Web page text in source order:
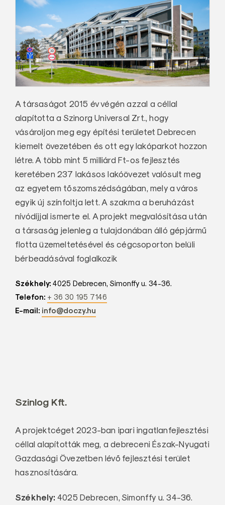
A társaságot 2015 év végén azzal a céllal
alapította a Szinorg Universal Zrt., hogy
vásároljon meg egy építési területet Debrecen
kiemelt övezetében és ott egy lakóparkot hozzon
létre. A több mint 5 milliárd Ft-os fejlesztés
keretében 237 lakásos lakóövezet valósult meg
az egyetem tőszomszédságában, mely a város
egyik új színfoltja lett. A szakma a beruházást
nívódíjjal ismerte el. A projekt megvalósítása után
a társaság jelenleg a tulajdonában álló gépjármű
flotta üzemeltetésével és cégcsoporton belüli
bérbeadásával foglalkozik
Székhely: 4025 Debrecen, Simonffy u. 34-36.
Telefon: + 36 30 195 7146
E-mail: info@doczy.hu
Szinlog Kft.
A projektcéget 2023-ban ipari ingatlanfejlesztési
céllal alapították meg, a debreceni Észak-Nyugati
Gazdasági Övezetben lévő fejlesztési terület
hasznosítására.
Székhely: 4025 Debrecen, Simonffy u. 34-36.